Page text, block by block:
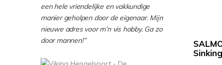
een hele vriendelijke en vakkundige
manier geholpen door de eigenaar. Mijn
nieuwe adres voor m’n vis hobby. Ga zo
door mannen!”